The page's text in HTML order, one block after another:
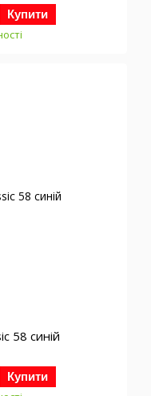
Купити
58 синій
Купити